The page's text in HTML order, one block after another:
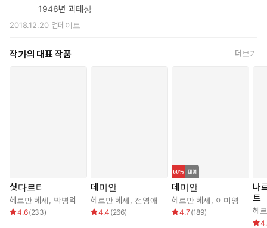
1946년 괴테상
2018.12.20업데이트
작가의 대표 작품 더보기
싯다르타
헤르만 헤세, 박병덕
4.6(233)
데미안
헤르만 헤세, 전영애
4.4 (266)
데미안
헤르만 헤세, 이미영
4.7 (189)
나
트
헤